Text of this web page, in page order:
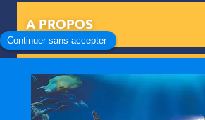
A PROPOS
INFORMATIONS PRATIQUES